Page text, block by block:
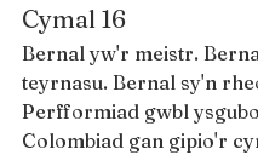
Cymal 16
Bernal yw'r meistr.
teyrnasu. Bernal sy'n
Perfformiad gwbl
Colombiad gan gipio'r